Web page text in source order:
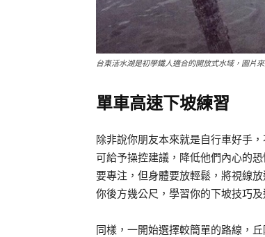
台東活水湖是初學鐵人適合的開放式水域，圖片
單車高速下坡練習
除非說你朋友本來就是自行車好手
可給予操控建議，降低他們內心的
要專注，但身體要放輕鬆，將視線
你後方幾公尺，學習你的下坡技巧及
同樣，一開始選擇較簡單的路線，